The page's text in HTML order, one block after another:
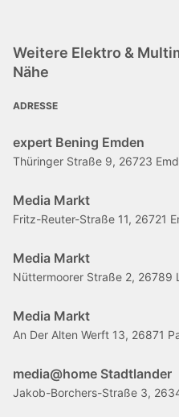
Weitere Elektro &
Nähe
ADRESSE
expert Bening Emden
Thüringer Straße 9, 26723
Media Markt
Fritz-Reuter-Straße 11, 26721
Media Markt
Nüttermoorer Straße 2, 26789
Media Markt
An Der Alten Werft 13, 26871
media@home Stadtlander
Jakob-Borchers-Straße 3,